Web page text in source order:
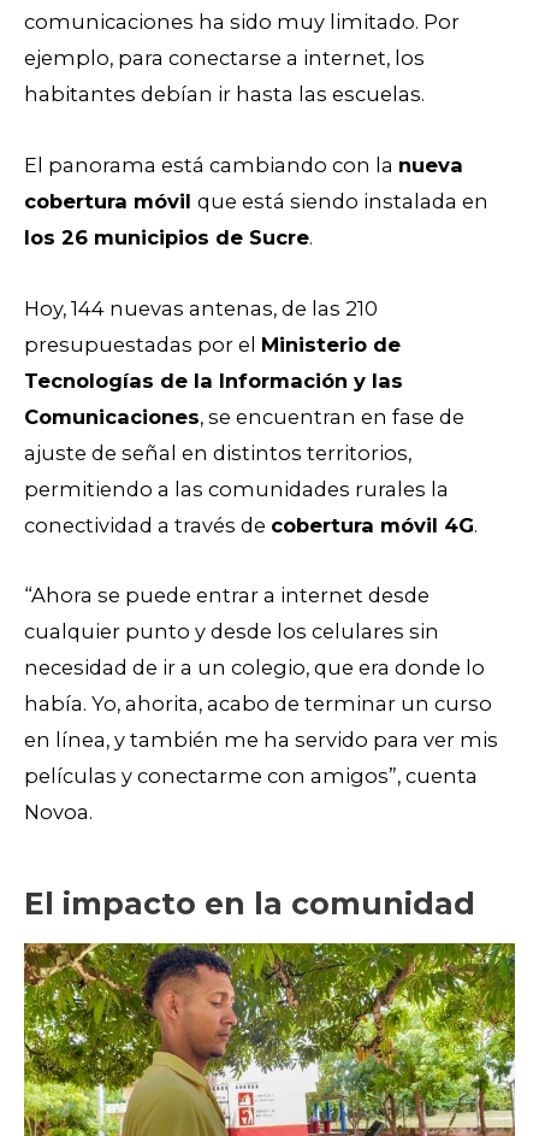
comunicaciones ha sido muy limitado. Por
ejemplo, para conectarse a internet, los
habitantes debían ir hasta las escuelas.
El panorama está cambiando con la nueva
cobertura móvil que está siendo instalada en
los 26 municipios de Sucre.
Hoy, 144 nuevas antenas, de las 210
presupuestadas por el Ministerio de
Tecnologías de la Información y las
Comunicaciones, se encuentran en fase de
ajuste de señal en distintos territorios,
permitiendo a las comunidades rurales la
conectividad a través de cobertura móvil 4G.
“Ahora se puede entrar a internet desde
cualquier punto y desde los celulares sin
necesidad de ir a un colegio, que era donde lo
había. Yo, ahorita, acabo de terminar un curso
en línea, y también me ha servido para ver mis
películas y conectarme con amigos”, cuenta
Novoa.
El impacto en la comunidad